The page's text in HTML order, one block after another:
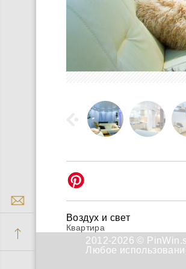
Воздух и свет
Квартира
2012-2026 ©
Любое